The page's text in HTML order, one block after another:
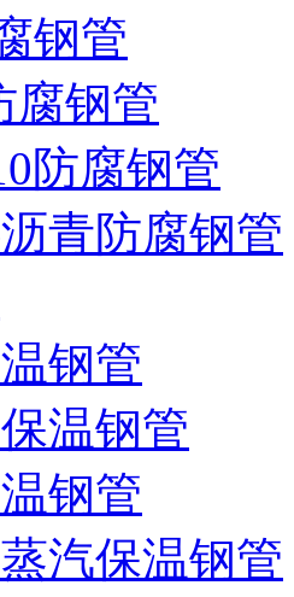
钢管
腐钢管
防腐钢管
青防腐钢管
钢管
温钢管
钢管
汽保温钢管